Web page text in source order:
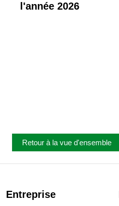
l'année 2026
Retour à la vue d'ensemble
Entreprise